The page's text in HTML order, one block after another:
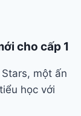
cho cấp 1
một ấn
học với